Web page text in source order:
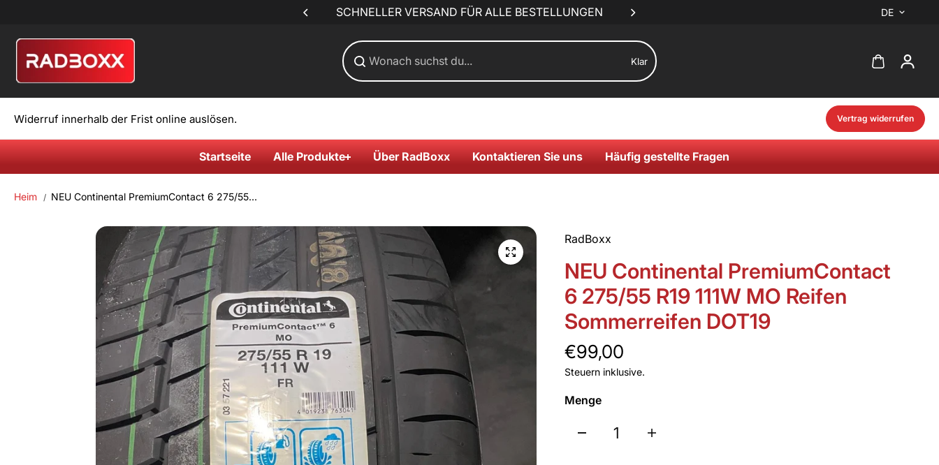
SCHNELLER VERSAND FÜR ALLE BESTELLUNGEN DE
Klar
Widerruf innerhalb der Frist online auslösen. Vertrag widerrufen
Startseite Alle Produkte Über RadBoxx Kontaktieren Sie uns Häufig gestellte Fragen
Heim NEU Continental PremiumContact 6 275/55...
RadBoxx
NEU Continental PremiumContact
6 275/55 R19 111W MO Reifen
Sommerreifen DOT19
€99,00
Steuern inklusive.
Menge